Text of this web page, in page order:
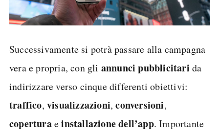
Successivamente si potrà passare alla campagna
vera e propria, con gli annunci pubblicitari da
indirizzare verso cinque differenti obiettivi:
traffico,visualizzazioni,conversioni,
coperturaeinstallazione dell’app. Importante